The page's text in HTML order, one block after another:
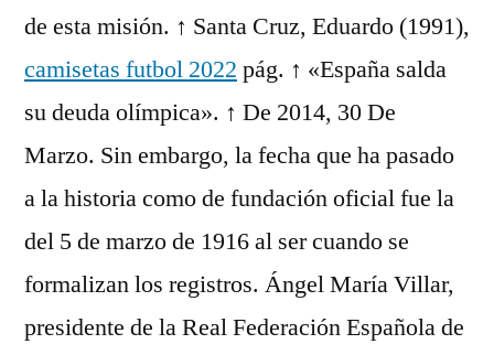
de esta misión. ↑ Santa Cruz, Eduardo (1991),
camisetas futbol 2022 pág. ↑ «España salda
su deuda olímpica». ↑ De 2014, 30 De
Marzo. Sin embargo, la fecha que ha pasado
a la historia como de fundación oficial fue la
del 5 de marzo de 1916 al ser cuando se
formalizan los registros. Ángel María Villar,
presidente de la Real Federación Española de